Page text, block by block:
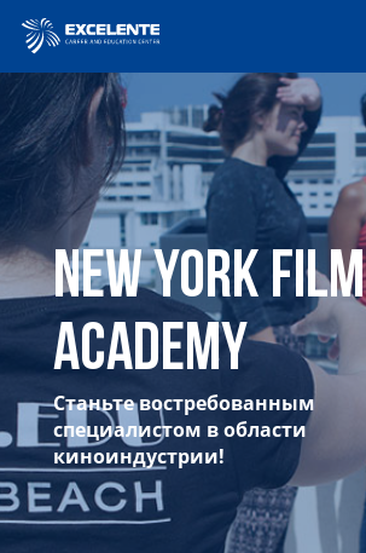
New York Film
Academy
Станьте востребованным
специалистом в области
киноиндустрии!